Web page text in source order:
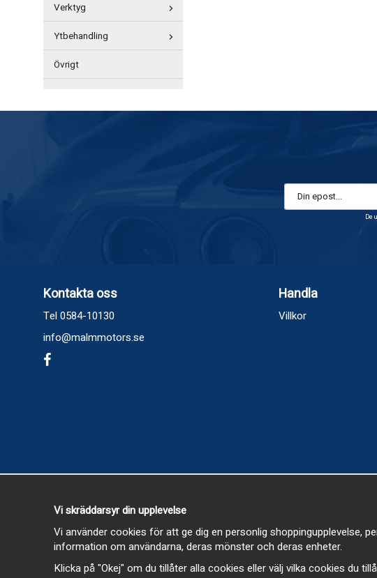
Verktyg
Ytbehandling
Övrigt
De
Kontakta oss
Tel 0584-10130
info@malmmotors.se
Handla
Villkor
Vi skräddarsyr din upplevelse
Vi använder cookies för att ge dig en personlig shoppingupplevelse,
information om användarna, deras mönster och deras enheter.
Klicka på "Okej" om du tillåter alla cookies eller välj vilka cookies du